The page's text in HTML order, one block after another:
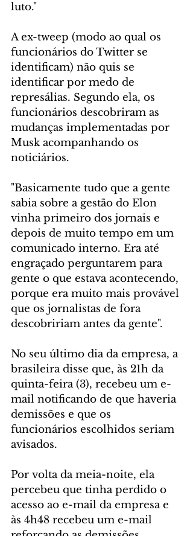
luto."
A ex-tweep (modo ao qual os
funcionários do Twitter se
identificam) não quis se
identificar por medo de
represálias. Segundo ela, os
funcionários descobriram as
mudanças implementadas por
Musk acompanhando os
noticiários.
"Basicamente tudo que a gente
sabia sobre a gestão do Elon
vinha primeiro dos jornais e
depois de muito tempo em um
comunicado interno. Era até
engraçado perguntarem para
gente o que estava acontecendo,
porque era muito mais provável
que os jornalistas de fora
descobririam antes da gente".
No seu último dia da empresa, a
brasileira disse que, às 21h da
quinta-feira (3), recebeu um e-
mail notificando de que haveria
demissões e que os
funcionários escolhidos seriam
avisados.
Por volta da meia-noite, ela
percebeu que tinha perdido o
acesso ao e-mail da empresa e
às 4h48 recebeu um e-mail